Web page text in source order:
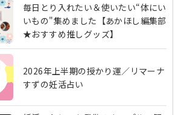
毎日とり入れたい＆使いたい“体にい
いもの"集めました【あかほし編集部
★おすすめ推しグッズ】
2026年上半期の授かり運／リマーナ
すずの妊活占い